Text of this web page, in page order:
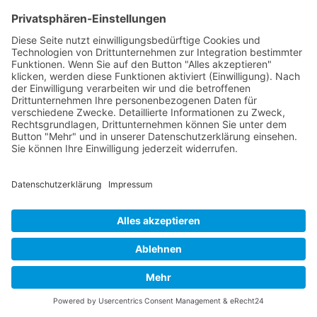
Email
Ich bin damit einverstanden, dass Bettina Bonkas, mich
regelmäßig per E-Mail (Newsletter) über neue Artikel und
Dienstleistungen informiert. Diese Einwilligung kann ich jederzeit
durch formlose Mitteilung oder durch Klick auf den „Abmelden“-Link
für die Zukunft widerrufen. Details entnehmen Sie der
Datenschutzerklärung (Datenschutz).
Adresse
Im Ärmchen 3
D-61273 Wehrheim